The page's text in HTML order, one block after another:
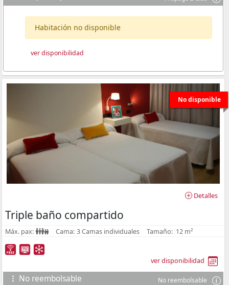
Habitación no disponible
ver disponibilidad
No disponible
Detalles
Triple baño compartido
Máx. pax: Cama: 3 Camas individuales Tamaño: 12 m²
ver disponibilidad
No reembolsable No reembolsable